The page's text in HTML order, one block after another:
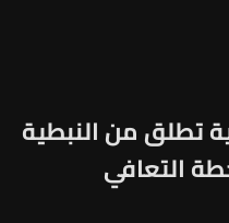
تطلق من النبطية
التعافي